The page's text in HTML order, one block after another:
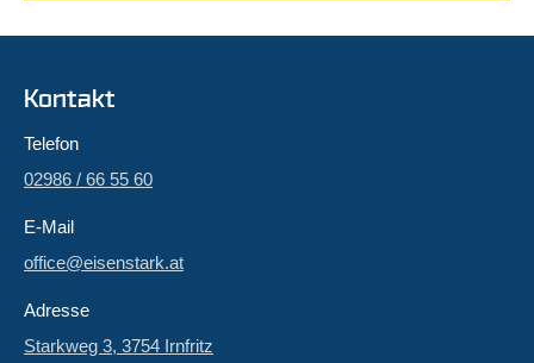
Kontakt
Telefon
02986 / 66 55 60
E-Mail
office@eisenstark.at
Adresse
Starkweg 3, 3754 Irnfritz